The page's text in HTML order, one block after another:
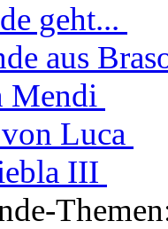
geht...
aus
Mendi
Luca
III